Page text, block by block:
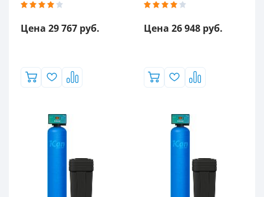
Содержание железа (max), мг/л
0.5
15
3
Цена 29 767 руб. Цена 26 948 руб.